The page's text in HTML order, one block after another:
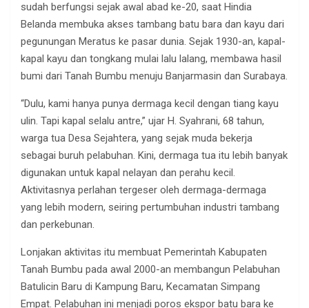
sudah berfungsi sejak awal abad ke-20, saat Hindia
Belanda membuka akses tambang batu bara dan kayu dari
pegunungan Meratus ke pasar dunia. Sejak 1930-an, kapal-
kapal kayu dan tongkang mulai lalu lalang, membawa hasil
bumi dari Tanah Bumbu menuju Banjarmasin dan Surabaya.
“Dulu, kami hanya punya dermaga kecil dengan tiang kayu
ulin. Tapi kapal selalu antre,” ujar H. Syahrani, 68 tahun,
warga tua Desa Sejahtera, yang sejak muda bekerja
sebagai buruh pelabuhan. Kini, dermaga tua itu lebih banyak
digunakan untuk kapal nelayan dan perahu kecil.
Aktivitasnya perlahan tergeser oleh dermaga-dermaga
yang lebih modern, seiring pertumbuhan industri tambang
dan perkebunan.
Lonjakan aktivitas itu membuat Pemerintah Kabupaten
Tanah Bumbu pada awal 2000-an membangun Pelabuhan
Batulicin Baru di Kampung Baru, Kecamatan Simpang
Empat. Pelabuhan ini menjadi poros ekspor batu bara ke